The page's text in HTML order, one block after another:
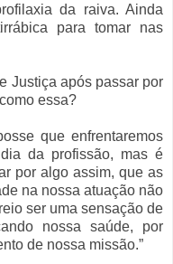
da raiva. Ainda
para tomar nas
Justiça após passar por
essa?
que enfrentaremos
da profissão, mas é
por algo assim, que as
na nossa atuação não
ser uma sensação de
nossa saúde, por
de nossa missão.”